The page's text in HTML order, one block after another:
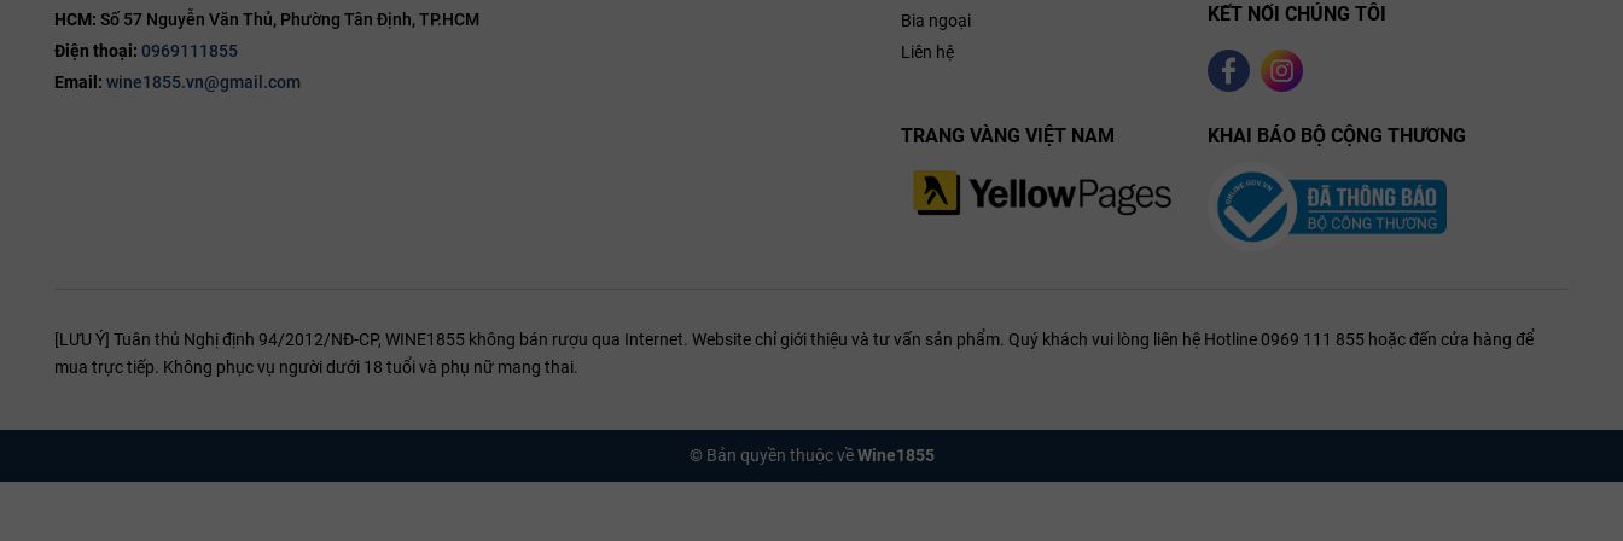
mượt, độ chua cân bằng và hậu vị
HCM: Số 57 Nguyễn Văn Thủ, Phường Tân Định, TP.HCM
Điện thoại: 0969111855
Email: wine1855.vn@gmail.com
Bia ngoại
Liên hệ
KẾT NỐI CHÚNG TÔI
TRANG VÀNG VIỆT NAM KHAI BÁO BỘ CỘNG THƯƠNG
[LƯU Ý] Tuân thủ Nghị định 94/2012/NĐ-CP, WINE1855 không bán rượu qua Internet. Website chỉ giới thiệu và tư vấn sản phẩm. Quý khách vui lòng liên hệ Hotline 0969 111 855 hoặc đến cửa hàng để
mua trực tiếp. Không phục vụ người dưới 18 tuổi và phụ nữ mang thai.
© Bản quyền thuộc vềWine1855